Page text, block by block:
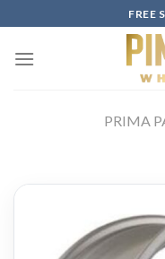
to
content
FREE
PRIMA